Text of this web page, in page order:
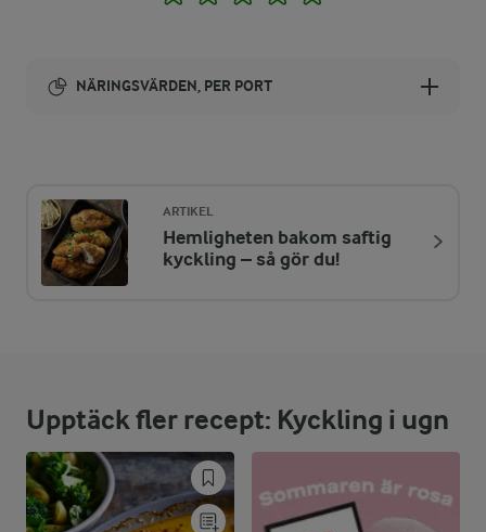
NÄRINGSVÄRDEN, PER PORT
ENERGIDISTRIBUTION %
NÄRINGSVÄRDEN PER PORT
Fett:
35,9 %
29,2 g
Kolhydrater:
41,4 %
73,5 g
ARTIKEL
Hemligheten bakom saftig
kyckling – så gör du!
Upptäck fler recept: Kyckling i ugn